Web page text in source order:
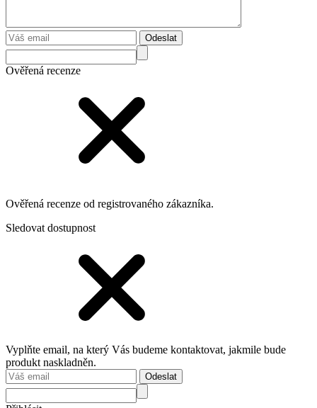
Odeslat
Ověřená recenze
Ověřená recenze od registrovaného zákazníka.
Sledovat dostupnost
Vyplňte email, na který Vás budeme kontaktovat, jakmile bude
produkt naskladněn.
Odeslat